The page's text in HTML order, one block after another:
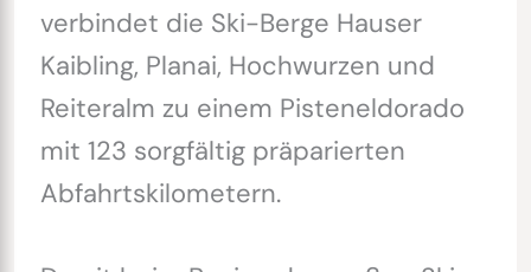
verbindet die Ski-Berge Hauser
Kaibling, Planai, Hochwurzen und
Reiteralm zu einem Pisteneldorado
mit 123 sorgfältig präparierten
Abfahrtskilometern.